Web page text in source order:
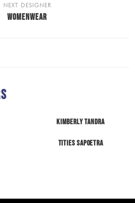
NEXT DESIGNER
WOMENWEAR
Kimberly Tandra
Tities Sapoetra